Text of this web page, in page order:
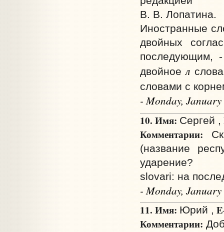
В. В. Лопатина.
Иностранные
двойных
последующим,
двойноел
словами с
- Monday,
10. Имя: Сергей ,
Комментарии:
(название
ударение?
slovari: на
- Monday,
11. Имя: Юрий ,
Комментарии: